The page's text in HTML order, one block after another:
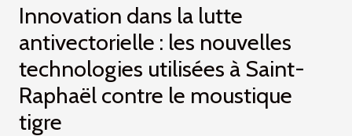
Innovation dans la lutte
antivectorielle : les nouvelles
technologies utilisées à Saint-
Raphaël contre le moustique
tigre